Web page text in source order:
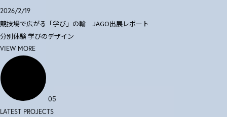
2026/2/19
競技場で広がる「学び」の輪 JAGO出展レポート
分別体験学びのデザイン
VIEW MORE
05
LATEST PROJECTS